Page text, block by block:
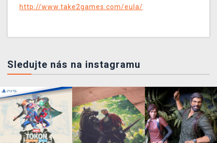
http://www.take2games.com/eula/
Sledujte nás na instagramu